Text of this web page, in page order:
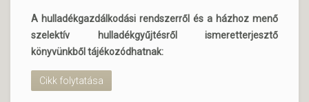
A hulladékgazdálkodási rendszerről és a házhoz menő
szelektív hulladékgyűjtésről ismeretterjesztő
könyvünkből tájékozódhatnak:
Cikk folytatása